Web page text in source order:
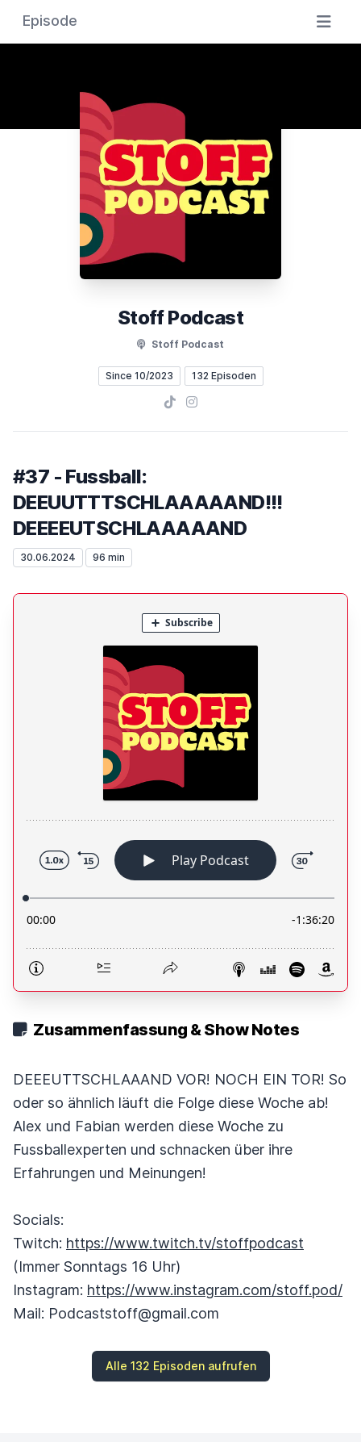
Episode
Stoff Podcast
Stoff Podcast
Since 10/2023 132 Episoden
TikTokInstagram
#37 - Fussball:
DEEUUTTTSCHLAAAAAND!!!
DEEEEUTSCHLAAAAAND
30.06.2024 96 min
Zusammenfassung & Show Notes
DEEEUTTSCHLAAAND VOR! NOCH EIN TOR! So
oder so ähnlich läuft die Folge diese Woche ab!
Alex und Fabian werden diese Woche zu
Fussballexperten und schnacken über ihre
Erfahrungen und Meinungen!
Socials:
Twitch: https://www.twitch.tv/stoffpodcast
(Immer Sonntags 16 Uhr)
Instagram: https://www.instagram.com/stoff.pod/
Mail: Podcaststoff@gmail.com
Alle 132 Episoden aufrufen